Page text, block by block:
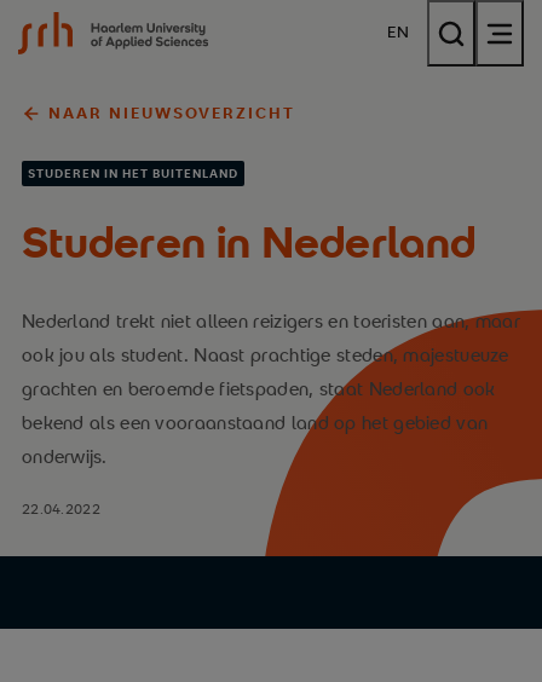
{$name} EN
NAAR NIEUWSOVERZICHT
STUDEREN IN HET BUITENLAND
Studeren in Nederland
Nederland trekt niet alleen reizigers en toeristen aan, maar
ook jou als student. Naast prachtige steden, majestueuze
grachten en beroemde fietspaden, staat Nederland ook
bekend als een vooraanstaand land op het gebied van
onderwijs.
22.04.2022